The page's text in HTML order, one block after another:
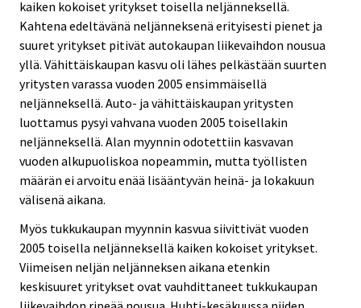
kaiken kokoiset yritykset toisella neljänneksellä.
Kahtena edeltävänä neljänneksenä erityisesti pienet ja
suuret yritykset pitivät autokaupan liikevaihdon nousua
yllä. Vähittäiskaupan kasvu oli lähes pelkästään suurten
yritysten varassa vuoden 2005 ensimmäisellä
neljänneksellä. Auto- ja vähittäiskaupan yritysten
luottamus pysyi vahvana vuoden 2005 toisellakin
neljänneksellä. Alan myynnin odotettiin kasvavan
vuoden alkupuoliskoa nopeammin, mutta työllisten
määrän ei arvoitu enää lisääntyvän heinä- ja lokakuun
välisenä aikana.
Myös tukkukaupan myynnin kasvua siivittivät vuoden
2005 toisella neljänneksellä kaiken kokoiset yritykset.
Viimeisen neljän neljänneksen aikana etenkin
keskisuuret yritykset ovat vauhdittaneet tukkukaupan